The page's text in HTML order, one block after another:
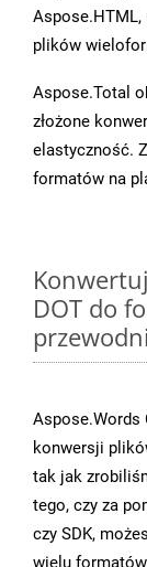
plików
Aspose.Total
złożone
elastyczność.
formatów na
DOT do
Aspose.Words
konwersji
tak jak
tego, czy za
czy SDK,
wielu formatów